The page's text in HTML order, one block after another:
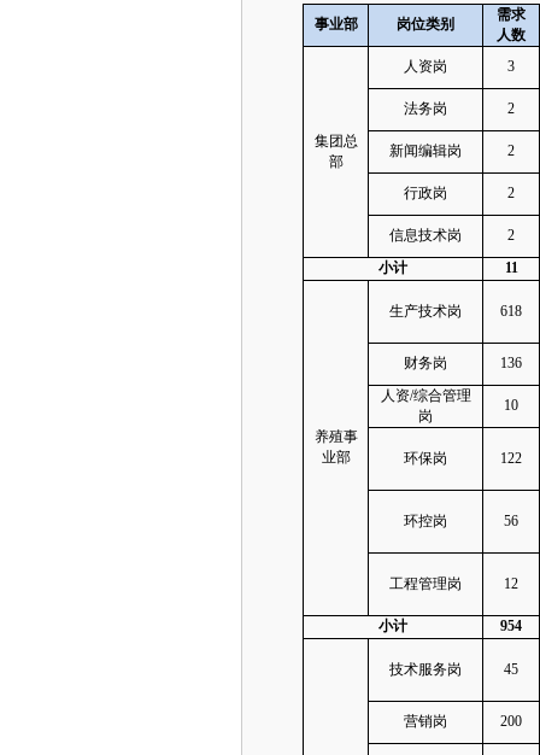
事业部 岗位类别
需求
人数
集团总
部
人资岗 3
法务岗 2
新闻编辑岗 2
行政岗 2
信息技术岗
2
小计
11
养殖事
业部
生产技术岗 618
财务岗
136
人资/综合管理
岗
10
环保岗 122
环控岗 56
工程管理岗 12
小计 954
技术服务岗 45
营销岗 200